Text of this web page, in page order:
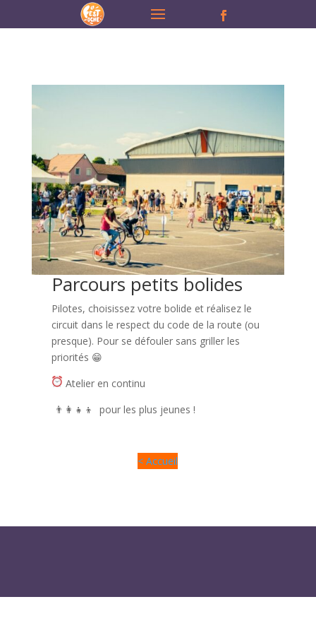
Parcours petits bolides
Pilotes, choisissez votre bolide et réalisez le
circuit dans le respect du code de la route (ou
presque). Pour se défouler sans griller les
priorités 😁​
Atelier en continu
👨‍👩‍👧‍👦 pour les plus jeunes !
< Accueil